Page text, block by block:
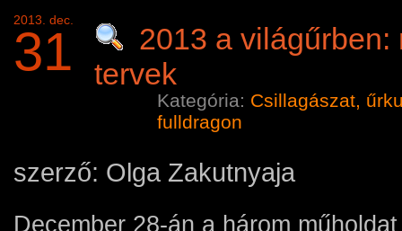
2013. dec.
31
2013 a világűrben:
tervek
Kategória: Csillagászat,
fulldragon
szerző: Olga Zakutnyaja
December 28-án a három